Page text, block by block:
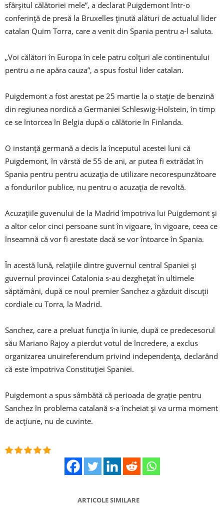
sfârșitul călătoriei mele”, a declarat Puigdemont într-o
conferință de presă la Bruxelles ținută alături de actualul lider
catalan Quim Torra, care a venit din Spania pentru a-l saluta.
„Voi călători în Europa în cele patru colțuri ale continentului
pentru a ne apăra cauza”, a spus fostul lider catalan.
Puigdemont a fost arestat pe 25 martie la o stație de benzină
din regiunea nordică a Germaniei Schleswig-Holstein, în timp
ce se întorcea în Belgia după o călătorie în Finlanda.
O instanță germană a decis la începutul acestei luni că
Puigdemont, în vârstă de 55 de ani, ar putea fi extrădat în
Spania pentru pentru acuzația de utilizare necorespunzătoare
a fondurilor publice, nu pentru o acuzația de revoltă.
Acuzațiile guvenului de la Madrid împotriva lui Puigdemont și
a altor celor cinci persoane sunt în vigoare, în vigoare, ceea ce
înseamnă că vor fi arestate dacă se vor întoarce în Spania.
În acestă lună, relațiile dintre guvernul central Spaniei și
guvernul provincei Catalonia s-au dezghețat în ultimele
săptămâni, după ce noul premier Sanchez a găzduit discuții
cordiale cu Torra, la Madrid.
Sanchez, care a preluat funcția în iunie, după ce predecesorul
său Mariano Rajoy a pierdut votul de încredere, a exclus
organizarea unuireferendum privind independența, declarând
că este împotriva Constituției Spaniei.
Puigdemont a spus sâmbătă că perioada de grație pentru
Sanchez în problema catalană s-a încheiat și va urma moment
de acțiune, nu de cuvinte.
ARTICOLE SIMILARE